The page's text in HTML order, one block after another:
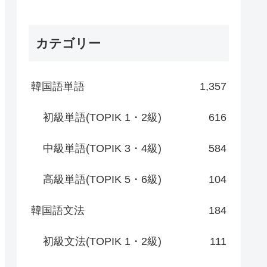
カテゴリー
韓国語単語 1,357
初級単語(TOPIK 1・2級) 616
中級単語(TOPIK 3・4級) 584
高級単語(TOPIK 5・6級) 104
韓国語文法 184
初級文法(TOPIK 1・2級) 111